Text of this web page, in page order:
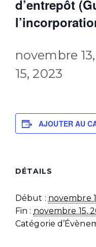
d’entrepôt
novembre
15, 2023
AJOUTER AU
DÉTAILS
Début : novembre
Fin : novembre 15,
Catégorie